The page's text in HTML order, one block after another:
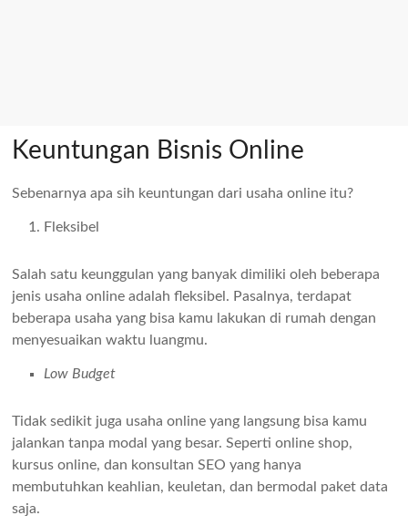
Keuntungan Bisnis Online
Sebenarnya apa sih keuntungan dari usaha online itu?
Fleksibel
Salah satu keunggulan yang banyak dimiliki oleh beberapa
jenis usaha online adalah fleksibel. Pasalnya, terdapat
beberapa usaha yang bisa kamu lakukan di rumah dengan
menyesuaikan waktu luangmu.
Low Budget
Tidak sedikit juga usaha online yang langsung bisa kamu
jalankan tanpa modal yang besar. Seperti online shop,
kursus online, dan konsultan SEO yang hanya
membutuhkan keahlian, keuletan, dan bermodal paket data
saja.